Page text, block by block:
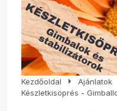
Kezdőoldal arrow_right Ajánlatok
Készletkisöprés -